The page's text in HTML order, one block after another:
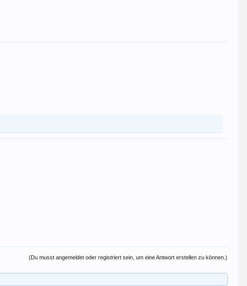
(Du musst angemeldet oder registriert sein, um eine Antwort erstellen zu können.)